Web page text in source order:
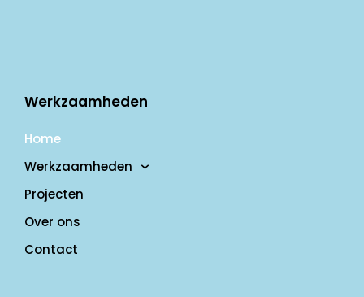
Werkzaamheden
Home
Werkzaamheden
Projecten
Over ons
Contact